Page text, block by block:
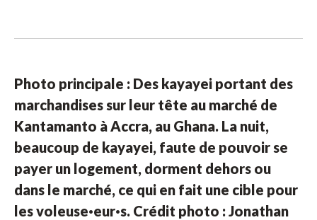
Photo principale : Des kayayei portant des
marchandises sur leur tête au marché de
Kantamanto à Accra, au Ghana. La nuit,
beaucoup de kayayei, faute de pouvoir se
payer un logement, dorment dehors ou
dans le marché, ce qui en fait une cible pour
les voleuse·eur·s. Crédit photo : Jonathan